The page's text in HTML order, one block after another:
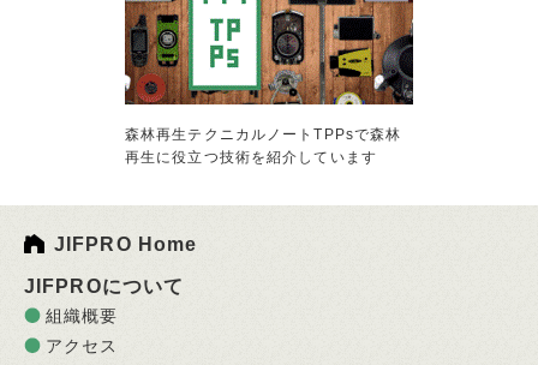
森林再生テクニカルノートTPPsで森林
再生に役立つ技術を紹介しています
JIFPRO Home
JIFPROについて
組織概要
アクセス